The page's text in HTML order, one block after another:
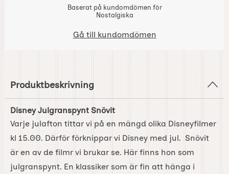
Baserat på kundomdömen för
Nostalgiska
Gå till kundomdömen
Produktbeskrivning
Disney Julgranspynt Snövit
Varje julafton tittar vi på en mängd olika Disneyfilmer
kl 15.00. Därför förknippar vi Disney med jul. Snövit
är en av de filmr vi brukar se. Här finns hon som
julgranspynt. En klassiker som är fin att hänga i